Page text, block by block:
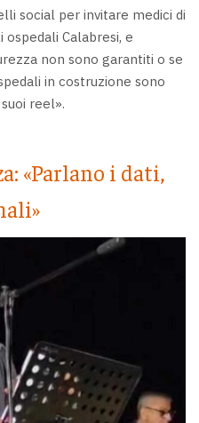
social per invitare medici di
Calabresi, e
non sono garantiti o se
in costruzione sono
reel».
«Parlano i dati,